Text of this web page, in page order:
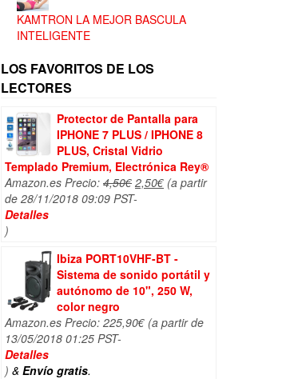
KAMTRON LA MEJOR BASCULA
INTELIGENTE
LOS FAVORITOS DE LOS
LECTORES
Protector de Pantalla para
IPHONE 7 PLUS / IPHONE 8
PLUS, Cristal Vidrio
Templado Premium, Electrónica Rey®
Amazon.es Precio: 4,50€ El
precio
2,50€El(a partir
de 28/11/2018 09:09 PST-
Detalles
)
Ibiza PORT10VHF-BT -
Sistema de sonido portátil y
autónomo de 10", 250 W,
color negro
Amazon.es Precio: 225,90€ (a partir de
13/05/2018 01:25 PST-
Detalles
) & Envío gratis.